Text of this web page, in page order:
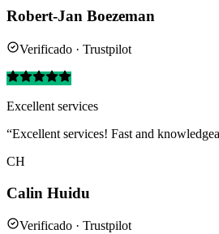
Robert-Jan Boezeman
Verificado · Trustpilot
Excellent services
“Excellent services! Fast and
CH
Calin Huidu
Verificado · Trustpilot